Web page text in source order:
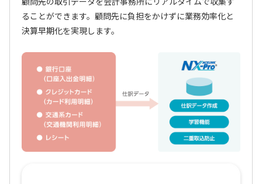
ることができます。顧問先に負担をかけずに業務効率化と
決算早期化を実現します。